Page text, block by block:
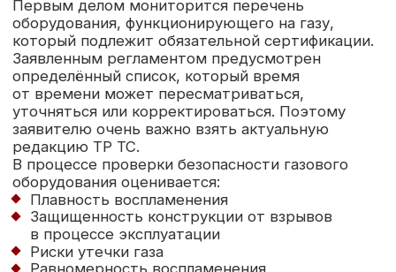
Равномерность воспламенения
Степень вентиляции в камере сгорания
Максимально допустимая мощность
на стадии запуска или розжига
Защитные элементы
противопожарной безопасности
Риски воспламенения прилегающих
поверхностей
Всё это предопределяет возможность
эксплуатации в нормальных условиях быта или
промышленной обстановки, гарантирует
защищённость пользователей (операторов),
защиту имущества, окружающей среды,
соблюдение норм технологической,
экологической безопасности, требований
к охране труда.
Процесс сертификации происходит
по определённой схеме. Для газового
оборудования могут быть актуальны:
1С — применяется для аппаратуры,
которая выпускается серийно. Отбираются